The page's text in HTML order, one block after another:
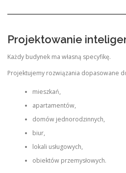
Projektowanie
Każdy budynek ma własną specyfikę.
Projektujemy rozwiązania dopasowane
mieszkań,
apartamentów,
domów jednorodzinnych,
biur,
lokali usługowych,
obiektów przemysłowych.